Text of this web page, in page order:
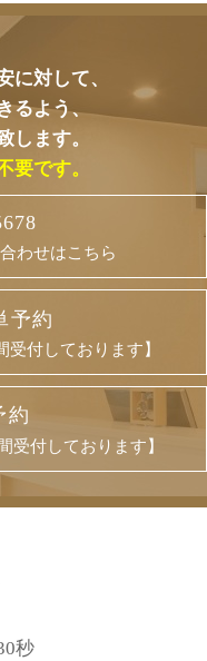
に対して、
るよう、
します。
要です。
わせはこちら
予約
受付しております】
約
受付しております】
秒